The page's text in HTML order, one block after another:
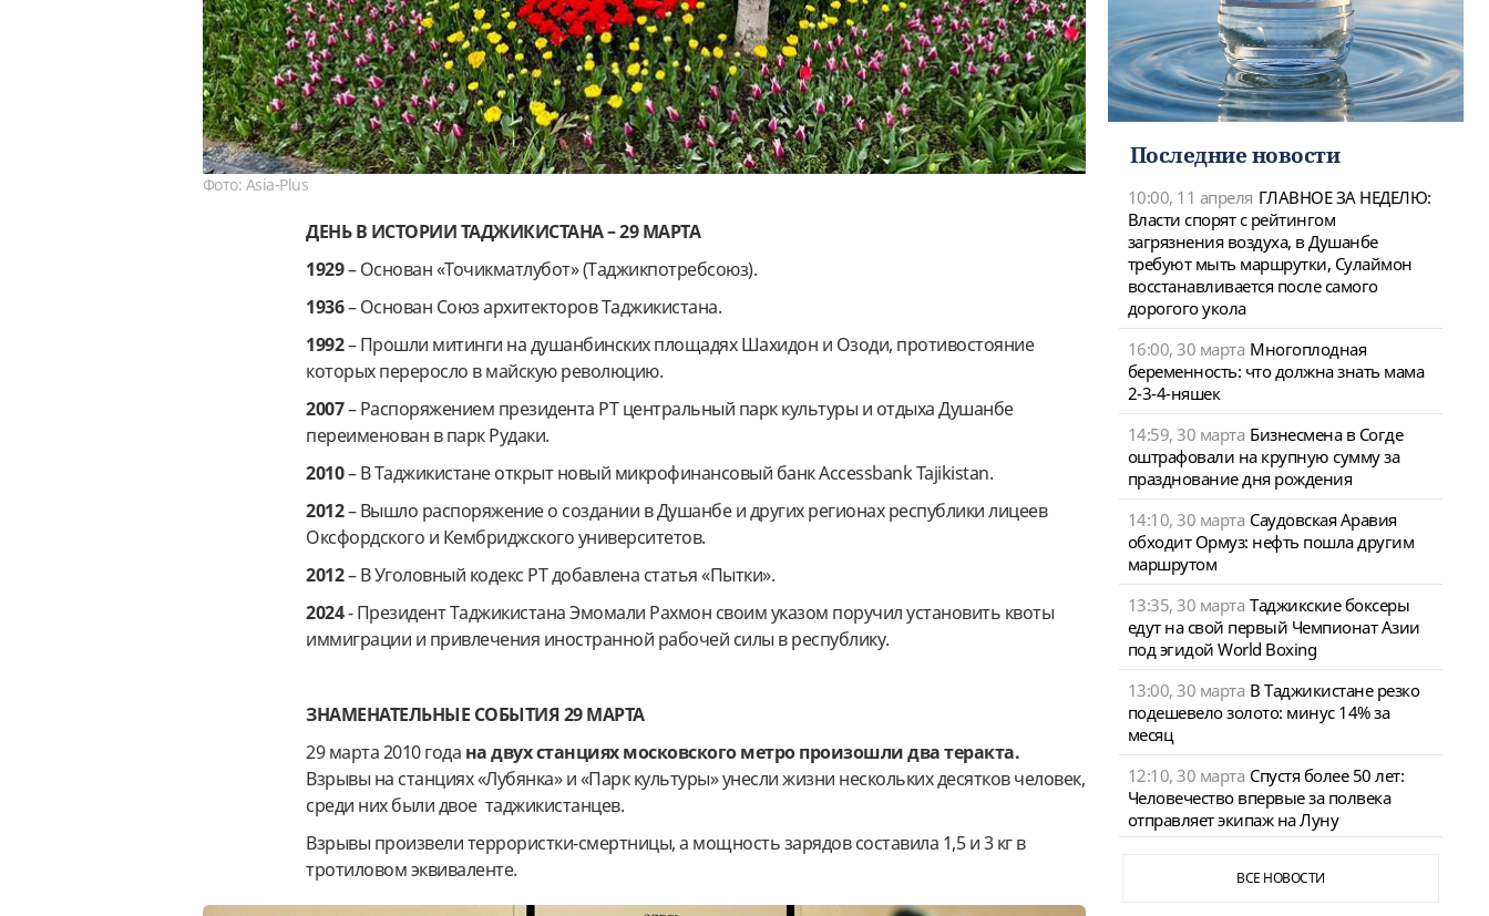
Фото: Asia-Plus
ДЕНЬ В ИСТОРИИ ТАДЖИКИСТАНА – 29 МАРТА
1929– Основан «Точикматлубот» (Таджикпотребсоюз).
1936– Основан Союз архитекторов Таджикистана.
1992– Прошли митинги на душанбинских площадях Шахидон и Озоди, противостояние
которых переросло в майскую революцию.
2007– Распоряжением президента РТ центральный парк культуры и отдыха Душанбе
переименован в парк Рудаки.
2010– В Таджикистане открыт новый микрофинансовый банк Accessbank Tajikistan.
2012– Вышло распоряжение о создании в Душанбе и других регионах республики лицеев
Оксфордского и Кембриджского университетов.
2012– В Уголовный кодекс РТ добавлена статья «Пытки».
2024- Президент Таджикистана Эмомали Рахмон своим указом поручил установить квоты
иммиграции и привлечения иностранной рабочей силы в республику.
ЗНАМЕНАТЕЛЬНЫЕ СОБЫТИЯ 29 МАРТА
29 марта 2010 года на двух станциях московского метро произошли два теракта.
Взрывы на станциях «Лубянка» и «Парк культуры» унесли жизни нескольких десятков человек,
среди них были двое таджикистанцев.
Взрывы произвели террористки-смертницы, а мощность зарядов составила 1,5 и 3 кг в
тротиловом эквиваленте.
Последние новости
10:00, 11 апреля ГЛАВНОЕ ЗА НЕДЕЛЮ:
Власти спорят с рейтингом
загрязнения воздуха, в Душанбе
требуют мыть маршрутки, Сулаймон
восстанавливается после самого
дорогого укола
16:00, 30 марта Многоплодная
беременность: что должна знать мама
2-3-4-няшек
14:59, 30 марта Бизнесмена в Согде
оштрафовали на крупную сумму за
празднование дня рождения
14:10, 30 марта Саудовская Аравия
обходит Ормуз: нефть пошла другим
маршрутом
13:35, 30 марта Таджикские боксеры
едут на свой первый Чемпионат Азии
под эгидой World Boxing
13:00, 30 марта В Таджикистане резко
подешевело золото: минус 14% за
месяц
12:10, 30 марта Спустя более 50 лет:
Человечество впервые за полвека
отправляет экипаж на Луну
ВСЕ НОВОСТИ